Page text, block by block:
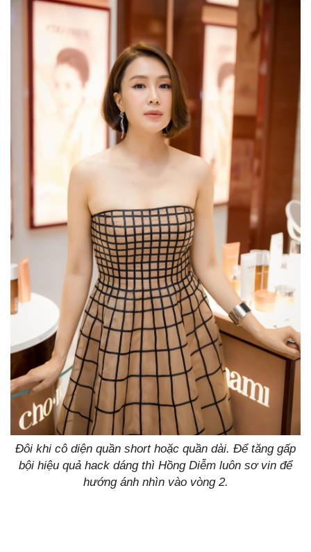
Đôi khi cô diện quần short hoặc quần dài. Để tăng gấp
bội hiệu quả hack dáng thì Hồng Diễm luôn sơ vin để
hướng ánh nhìn vào vòng 2.